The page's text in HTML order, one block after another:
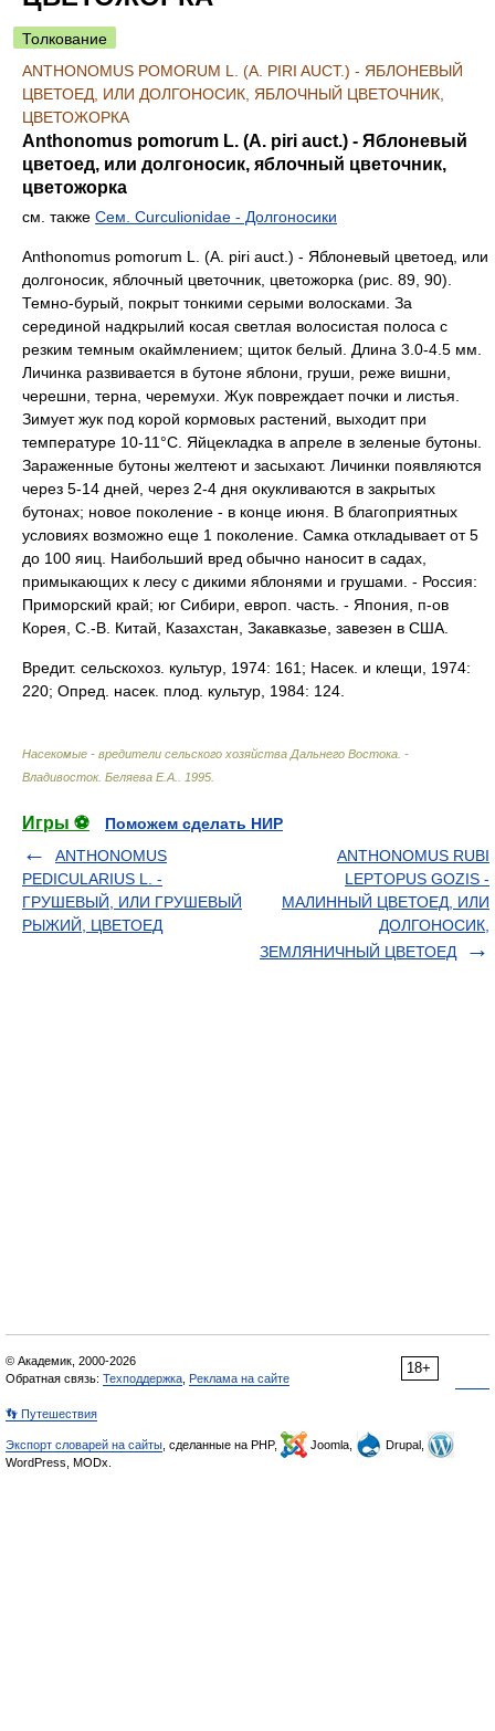
Толкование
ANTHONOMUS POMORUM L. (A. PIRI AUCT.) - ЯБЛОНЕВЫЙ
ЦВЕТОЕД, ИЛИ ДОЛГОНОСИК, ЯБЛОЧНЫЙ ЦВЕТОЧНИК,
ЦВЕТОЖОРКА
Anthonomus pomorum L. (A. piri auct.) - Яблоневый
цветоед, или долгоносик, яблочный цветочник,
цветожорка
см. также Сем. Curculionidae - Долгоносики
Anthonomus pomorum L. (A. piri auct.) - Яблоневый цветоед, или
долгоносик, яблочный цветочник, цветожорка (рис. 89, 90).
Темно-бурый, покрыт тонкими серыми волосками. За
серединой надкрылий косая светлая волосистая полоса с
резким темным окаймлением; щиток белый. Длина 3.0-4.5 мм.
Личинка развивается в бутоне яблони, груши, реже вишни,
черешни, терна, черемухи. Жук повреждает почки и листья.
Зимует жук под корой кормовых растений, выходит при
температуре 10-11°С. Яйцекладка в апреле в зеленые бутоны.
Зараженные бутоны желтеют и засыхают. Личинки появляются
через 5-14 дней, через 2-4 дня окукливаются в закрытых
бутонах; новое поколение - в конце июня. В благоприятных
условиях возможно еще 1 поколение. Самка откладывает от 5
до 100 яиц. Наибольший вред обычно наносит в садах,
примыкающих к лесу с дикими яблонями и грушами. - Россия:
Приморский край; юг Сибири, европ. часть. - Япония, п-ов
Корея, С.-В. Китай, Казахстан, Закавказье, завезен в США.
Вредит. сельскохоз. культур, 1974: 161; Насек. и клещи, 1974:
220; Опред. насек. плод. культур, 1984: 124.
Насекомые - вредители сельского хозяйства Дальнего Востока. -
Владивосток. Беляева Е.А. 1995
Игры ⚽
Поможем сделать НИР
ANTHONOMUS
PEDICULARIUS L. -
ГРУШЕВЫЙ, ИЛИ ГРУШЕВЫЙ
РЫЖИЙ, ЦВЕТОЕД
ANTHONOMUS RUBI
LEPTOPUS GOZIS -
МАЛИННЫЙ ЦВЕТОЕД, ИЛИ
ДОЛГОНОСИК,
ЗЕМЛЯНИЧНЫЙ ЦВЕТОЕД
18+
© Академик, 2000-2026
Обратная связь: Техподдержка Реклама на сайте
👣 Путешествия
Экспорт словарей на сайты , сделанные на PHP, Joomla,
Drupal,
WordPress, MODx.